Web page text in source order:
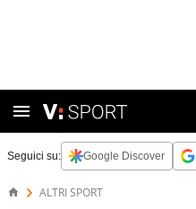
Seguici su: Google Discover
ALTRI SPORT